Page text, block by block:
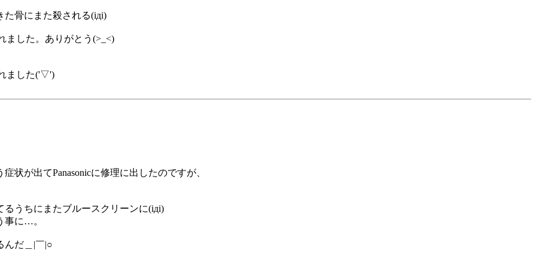
た骨にまた殺される(iдi)
ました。ありがとう(>_<)
ました('▽')
状が出てPanasonicに修理に出したのですが、
うちにまたブルースクリーンに(iдi)
事に…。
んだ＿|￣|○